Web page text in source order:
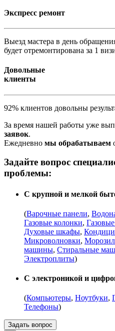
Экспресс ремонт
Выезд мастера в день
будет отремонтирована за 1
Довольные
клиенты
92% клиентов довольны
За время нашей работы уже
заявок.
Ежедневно мы обрабатываем
Задайте вопрос
проблемы:
С крупной и мелкой
(Варочные панели,
Газовые колонки,
Духовые шкафы,
Микроволновки,
машины, Стиральные
Электроплиты)
С электроникой и
(Компьютеры, Ноутбуки,
Телефоны)
Задать вопрос